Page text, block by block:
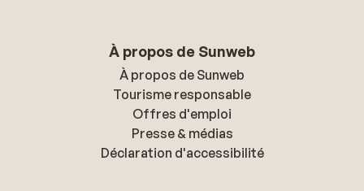
À propos de Sunweb
À propos de Sunweb
Tourisme responsable
Offres d'emploi
Presse & médias
Déclaration d'accessibilité